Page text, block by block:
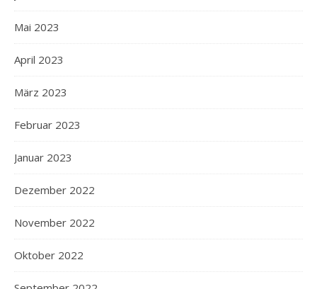
Mai 2023
April 2023
März 2023
Februar 2023
Januar 2023
Dezember 2022
November 2022
Oktober 2022